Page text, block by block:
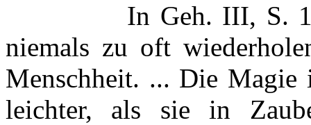
In Geh. III, S.
niemals zu oft
Menschheit. ... Die
leichter, als sie in